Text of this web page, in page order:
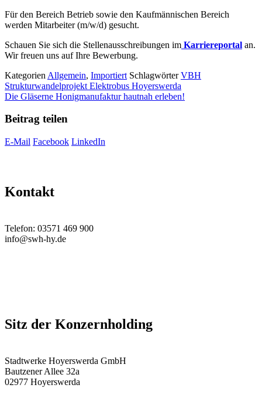
Für den Bereich Betrieb sowie den Kaufmännischen Bereich
werden Mitarbeiter (m/w/d) gesucht.
Schauen Sie sich die Stellenausschreibungen im Karriereportal an.
Wir freuen uns auf Ihre Bewerbung.
Kategorien Allgemein, Importiert SchlagwörterVBH
Strukturwandelprojekt Elektrobus Hoyerswerda
Die Gläserne Honigmanufaktur hautnah erleben!
Beitrag teilen
E-Mail Facebook LinkedIn
Kontakt
Telefon: 03571 469 900
info@swh-hy.de
Sitz der Konzernholding
Stadtwerke Hoyerswerda GmbH
Bautzener Allee 32a
02977 Hoyerswerda